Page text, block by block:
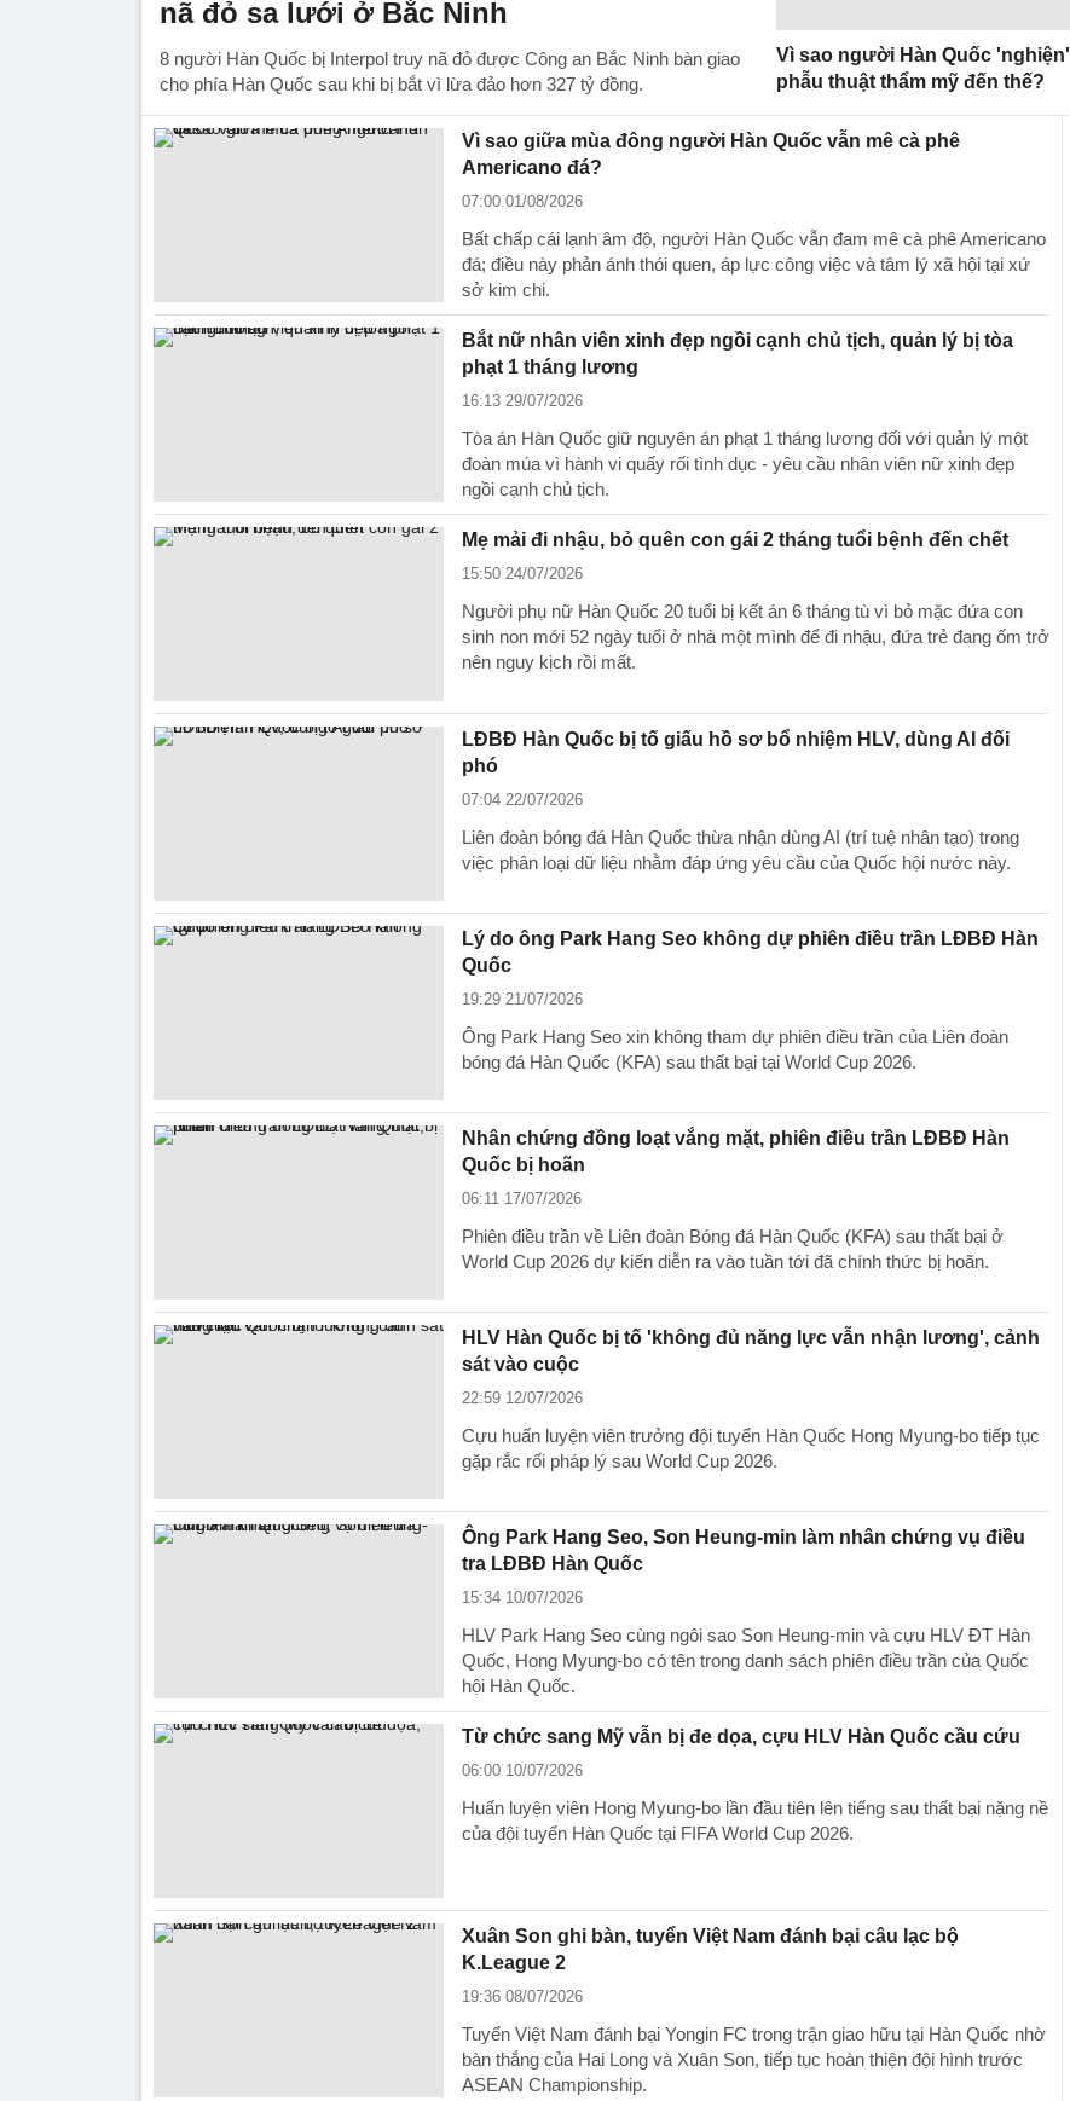
nã đỏ sa lưới ở Bắc Ninh
8 người Hàn Quốc bị Interpol truy nã đỏ được Công an Bắc Ninh bàn giao
cho phía Hàn Quốc sau khi bị bắt vì lừa đảo hơn 327 tỷ đồng.
Vì sao người Hàn Quốc 'nghiện'
phẫu thuật thẩm mỹ đến thế?
Vì sao giữa mùa đông người Hàn Quốc vẫn mê cà phê
Americano đá?
07:00 01/08/2026
Bất chấp cái lạnh âm độ, người Hàn Quốc vẫn đam mê cà phê Americano
đá; điều này phản ánh thói quen, áp lực công việc và tâm lý xã hội tại xứ
sở kim chi.
Bắt nữ nhân viên xinh đẹp ngồi cạnh chủ tịch, quản lý bị tòa
phạt 1 tháng lương
16:13 29/07/2026
Tòa án Hàn Quốc giữ nguyên án phạt 1 tháng lương đối với quản lý một
đoàn múa vì hành vi quấy rối tình dục - yêu cầu nhân viên nữ xinh đẹp
ngồi cạnh chủ tịch.
Mẹ mải đi nhậu, bỏ quên con gái 2 tháng tuổi bệnh đến chết
15:50 24/07/2026
Người phụ nữ Hàn Quốc 20 tuổi bị kết án 6 tháng tù vì bỏ mặc đứa con
sinh non mới 52 ngày tuổi ở nhà một mình để đi nhậu, đứa trẻ đang ốm trở
nên nguy kịch rồi mất.
LĐBĐ Hàn Quốc bị tố giấu hồ sơ bổ nhiệm HLV, dùng AI đối
phó
07:04 22/07/2026
Liên đoàn bóng đá Hàn Quốc thừa nhận dùng AI (trí tuệ nhân tạo) trong
việc phân loại dữ liệu nhằm đáp ứng yêu cầu của Quốc hội nước này.
Lý do ông Park Hang Seo không dự phiên điều trần LĐBĐ Hàn
Quốc
19:29 21/07/2026
Ông Park Hang Seo xin không tham dự phiên điều trần của Liên đoàn
bóng đá Hàn Quốc (KFA) sau thất bại tại World Cup 2026.
Nhân chứng đồng loạt vắng mặt, phiên điều trần LĐBĐ Hàn
Quốc bị hoãn
06:11 17/07/2026
Phiên điều trần về Liên đoàn Bóng đá Hàn Quốc (KFA) sau thất bại ở
World Cup 2026 dự kiến diễn ra vào tuần tới đã chính thức bị hoãn.
HLV Hàn Quốc bị tố 'không đủ năng lực vẫn nhận lương', cảnh
sát vào cuộc
22:59 12/07/2026
Cựu huấn luyện viên trưởng đội tuyển Hàn Quốc Hong Myung-bo tiếp tục
gặp rắc rối pháp lý sau World Cup 2026.
Ông Park Hang Seo, Son Heung-min làm nhân chứng vụ điều
tra LĐBĐ Hàn Quốc
15:34 10/07/2026
HLV Park Hang Seo cùng ngôi sao Son Heung-min và cựu HLV ĐT Hàn
Quốc, Hong Myung-bo có tên trong danh sách phiên điều trần của Quốc
hội Hàn Quốc.
Từ chức sang Mỹ vẫn bị đe dọa, cựu HLV Hàn Quốc cầu cứu
06:00 10/07/2026
Huấn luyện viên Hong Myung-bo lần đầu tiên lên tiếng sau thất bại nặng nề
của đội tuyển Hàn Quốc tại FIFA World Cup 2026.
Xuân Son ghi bàn, tuyển Việt Nam đánh bại câu lạc bộ
K.League 2
19:36 08/07/2026
Tuyển Việt Nam đánh bại Yongin FC trong trận giao hữu tại Hàn Quốc nhờ
bàn thắng của Hai Long và Xuân Son, tiếp tục hoàn thiện đội hình trước
ASEAN Championship.